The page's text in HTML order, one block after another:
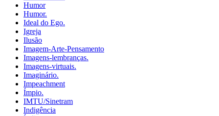
Humor
Humor.
Ideal do Ego.
Igreja
Ilusão
Imagem-Arte-Pensamento
Imagens-lembranças.
Imagens-virtuais.
Imaginário.
Impeachment
Ímpio.
IMTU/Sinetram
Indigência